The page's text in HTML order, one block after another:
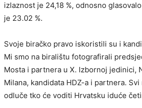
izlaznost je 24,18 %, odnosno
je 23.02 %.
Svoje biračko pravo iskoristili su i
Mi smo na biralištu fotografirali
Mosta i partnera u X. Izbornoj jedinici,
Milana, kandidata HDZ-a i partnera.
odluče tko će voditi Hrvatsku iduće